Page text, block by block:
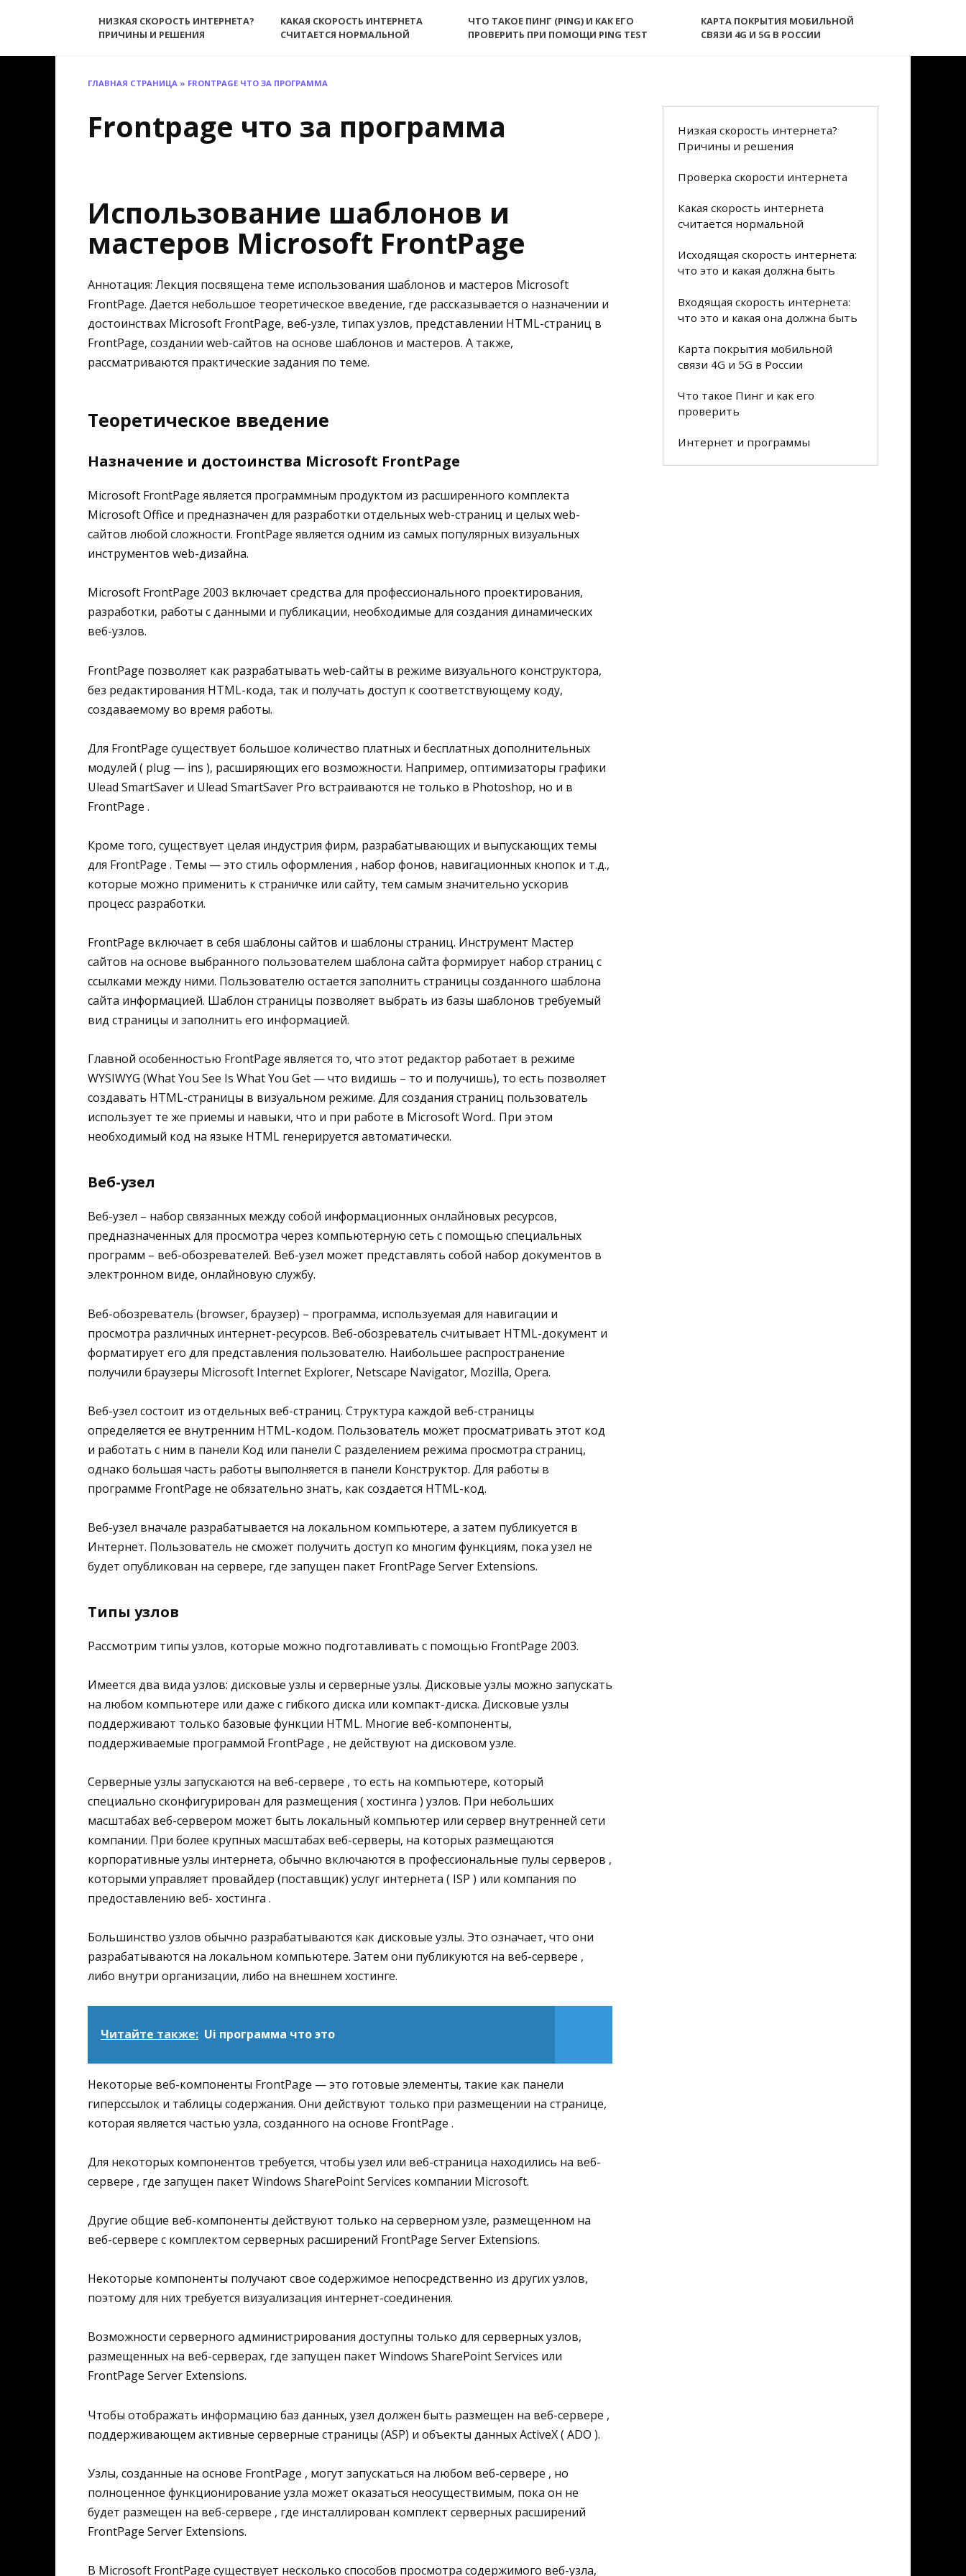
НИЗКАЯ СКОРОСТЬ ИНТЕРНЕТА?
ПРИЧИНЫ И РЕШЕНИЯ
КАКАЯ СКОРОСТЬ ИНТЕРНЕТА
СЧИТАЕТСЯ НОРМАЛЬНОЙ
ЧТО ТАКОЕ ПИНГ (PING) И КАК ЕГО
ПРОВЕРИТЬ ПРИ ПОМОЩИ PING TEST
КАРТА ПОКРЫТИЯ МОБИЛЬНОЙ
СВЯЗИ 4G И 5G В РОССИИ
ГЛАВНАЯ СТРАНИЦА » FRONTPAGE ЧТО ЗА ПРОГРАММА
Frontpage что за программа
Использование шаблонов и
мастеров Microsoft FrontPage
Аннотация: Лекция посвящена теме использования шаблонов и мастеров Microsoft
FrontPage. Дается небольшое теоретическое введение, где рассказывается о назначении и
достоинствах Microsoft FrontPage, веб-узле, типах узлов, представлении HTML-страниц в
FrontPage, создании web-сайтов на основе шаблонов и мастеров. А также,
рассматриваются практические задания по теме.
Теоретическое введение
Назначение и достоинства Microsoft FrontPage
Microsoft FrontPage является программным продуктом из расширенного комплекта
Microsoft Office и предназначен для разработки отдельных web-страниц и целых web-
сайтов любой сложности. FrontPage является одним из самых популярных визуальных
инструментов web-дизайна.
Microsoft FrontPage 2003 включает средства для профессионального проектирования,
разработки, работы с данными и публикации, необходимые для создания динамических
веб-узлов.
FrontPage позволяет как разрабатывать web-сайты в режиме визуального конструктора,
без редактирования HTML-кода, так и получать доступ к соответствующему коду,
создаваемому во время работы.
Для FrontPage существует большое количество платных и бесплатных дополнительных
модулей ( plug — ins ), расширяющих его возможности. Например, оптимизаторы графики
Ulead SmartSaver и Ulead SmartSaver Pro встраиваются не только в Photoshop, но и в
FrontPage .
Кроме того, существует целая индустрия фирм, разрабатывающих и выпускающих темы
для FrontPage . Темы — это стиль оформления , набор фонов, навигационных кнопок и т.д.,
которые можно применить к страничке или сайту, тем самым значительно ускорив
процесс разработки.
FrontPage включает в себя шаблоны сайтов и шаблоны страниц. Инструмент Мастер
сайтов на основе выбранного пользователем шаблона сайта формирует набор страниц с
ссылками между ними. Пользователю остается заполнить страницы созданного шаблона
сайта информацией. Шаблон страницы позволяет выбрать из базы шаблонов требуемый
вид страницы и заполнить его информацией.
Главной особенностью FrontPage является то, что этот редактор работает в режиме
WYSIWYG (What You See Is What You Get — что видишь – то и получишь), то есть позволяет
создавать HTML-страницы в визуальном режиме. Для создания страниц пользователь
использует те же приемы и навыки, что и при работе в Microsoft Word.. При этом
необходимый код на языке HTML генерируется автоматически.
Веб-узел
Веб-узел – набор связанных между собой информационных онлайновых ресурсов,
предназначенных для просмотра через компьютерную сеть с помощью специальных
программ – веб-обозревателей. Веб-узел может представлять собой набор документов в
электронном виде, онлайновую службу.
Веб-обозреватель (browser, браузер) – программа, используемая для навигации и
просмотра различных интернет-ресурсов. Веб-обозреватель считывает HTML-документ и
форматирует его для представления пользователю. Наибольшее распространение
получили браузеры Microsoft Internet Explorer, Netscape Navigator, Mozilla, Opera.
Веб-узел состоит из отдельных веб-страниц. Структура каждой веб-страницы
определяется ее внутренним HTML-кодом. Пользователь может просматривать этот код
и работать с ним в панели Код или панели С разделением режима просмотра страниц,
однако большая часть работы выполняется в панели Конструктор. Для работы в
программе FrontPage не обязательно знать, как создается HTML-код.
Веб-узел вначале разрабатывается на локальном компьютере, а затем публикуется в
Интернет. Пользователь не сможет получить доступ ко многим функциям, пока узел не
будет опубликован на сервере, где запущен пакет FrontPage Server Extensions.
Типы узлов
Рассмотрим типы узлов, которые можно подготавливать с помощью FrontPage 2003.
Имеется два вида узлов: дисковые узлы и серверные узлы. Дисковые узлы можно запускать
на любом компьютере или даже с гибкого диска или компакт-диска. Дисковые узлы
поддерживают только базовые функции HTML. Многие веб-компоненты,
поддерживаемые программой FrontPage , не действуют на дисковом узле.
Серверные узлы запускаются на веб-сервере , то есть на компьютере, который
специально сконфигурирован для размещения ( хостинга ) узлов. При небольших
масштабах веб-сервером может быть локальный компьютер или сервер внутренней сети
компании. При более крупных масштабах веб-серверы, на которых размещаются
корпоративные узлы интернета, обычно включаются в профессиональные пулы серверов ,
которыми управляет провайдер (поставщик) услуг интернета ( ISP ) или компания по
предоставлению веб- хостинга .
Большинство узлов обычно разрабатываются как дисковые узлы. Это означает, что они
разрабатываются на локальном компьютере. Затем они публикуются на веб-сервере ,
либо внутри организации, либо на внешнем хостинге.
Читайте также: Ui программа что это
Некоторые веб-компоненты FrontPage — это готовые элементы, такие как панели
гиперссылок и таблицы содержания. Они действуют только при размещении на странице,
которая является частью узла, созданного на основе FrontPage .
Для некоторых компонентов требуется, чтобы узел или веб-страница находились на веб-
сервере , где запущен пакет Windows SharePoint Services компании Microsoft.
Другие общие веб-компоненты действуют только на серверном узле, размещенном на
веб-сервере с комплектом серверных расширений FrontPage Server Extensions.
Некоторые компоненты получают свое содержимое непосредственно из других узлов,
поэтому для них требуется визуализация интернет-соединения.
Возможности серверного администрирования доступны только для серверных узлов,
размещенных на веб-серверах, где запущен пакет Windows SharePoint Services или
FrontPage Server Extensions.
Чтобы отображать информацию баз данных, узел должен быть размещен на веб-сервере ,
поддерживающем активные серверные страницы (ASP) и объекты данных ActiveX ( ADO ).
Узлы, созданные на основе FrontPage , могут запускаться на любом веб-сервере , но
полноценное функционирование узла может оказаться неосуществимым, пока он не
будет размещен на веб-сервере , где инсталлирован комплект серверных расширений
FrontPage Server Extensions.
В Microsoft FrontPage существует несколько способов просмотра содержимого веб-узла,
Низкая скорость интернета?
Причины и решения
Проверка скорости интернета
Какая скорость интернета
считается нормальной
Исходящая скорость интернета:
что это и какая должна быть
Входящая скорость интернета:
что это и какая она должна быть
Карта покрытия мобильной
связи 4G и 5G в России
Что такое Пинг и как его
проверить
Интернет и программы